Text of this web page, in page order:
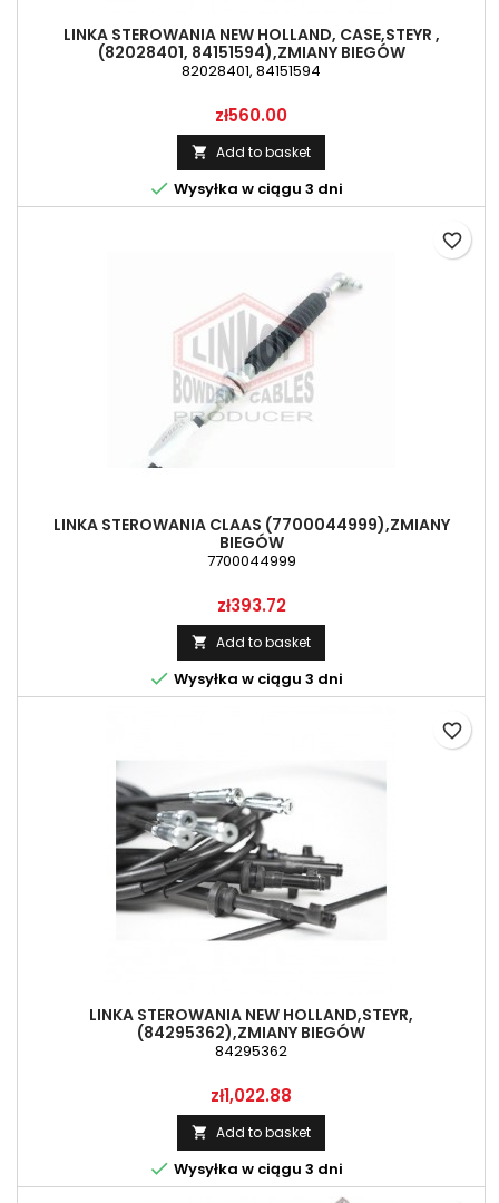
LINKA STEROWANIA NEW HOLLAND, CASE,STEYR ,
(82028401, 84151594),ZMIANY BIEGÓW
82028401, 84151594
Price
zł560.00
 Add to basket
 Wysyłka w ciągu 3 dni
LINKA STEROWANIA CLAAS (7700044999),ZMIANY
BIEGÓW
7700044999
Price
zł393.72
 Add to basket
 Wysyłka w ciągu 3 dni
favorite_border
LINKA STEROWANIA NEW HOLLAND,STEYR,
(84295362),ZMIANY BIEGÓW
84295362
Price
zł1,022.88
 Add to basket
 Wysyłka w ciągu 3 dni
favorite_border